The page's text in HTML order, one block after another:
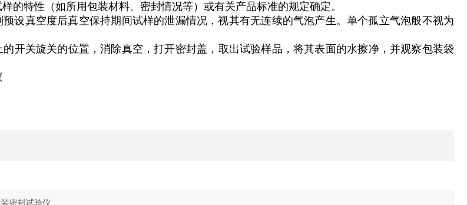
的特性（如所用包装材料、密封情况等）或有关产品标准的规定确定。
预设真空度后真空保持期间试样的泄漏情况，视其有无连续的气泡产生。单个孤立气泡般不视为
的开关旋关的位置，消除真空，打开密封盖，取出试验样品，将其表面的水擦净，并观察包装袋